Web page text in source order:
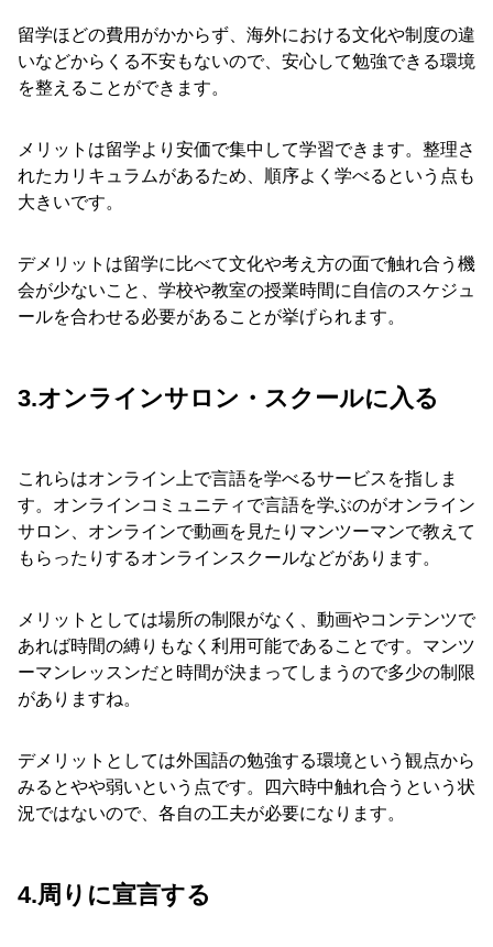
留学ほどの費用がかからず、海外における文化や制度の違
いなどからくる不安もないので、安心して勉強できる環境
を整えることができます。
メリットは留学より安価で集中して学習できます。整理さ
れたカリキュラムがあるため、順序よく学べるという点も
大きいです。
デメリットは留学に比べて文化や考え方の面で触れ合う機
会が少ないこと、学校や教室の授業時間に自信のスケジュ
ールを合わせる必要があることが挙げられます。
3.オンラインサロン・スクールに入る
これらはオンライン上で言語を学べるサービスを指しま
す。オンラインコミュニティで言語を学ぶのがオンライン
サロン、オンラインで動画を見たりマンツーマンで教えて
もらったりするオンラインスクールなどがあります。
メリットとしては場所の制限がなく、動画やコンテンツで
あれば時間の縛りもなく利用可能であることです。マンツ
ーマンレッスンだと時間が決まってしまうので多少の制限
がありますね。
デメリットとしては外国語の勉強する環境という観点から
みるとやや弱いという点です。四六時中触れ合うという状
況ではないので、各自の工夫が必要になります。
4.周りに宣言する